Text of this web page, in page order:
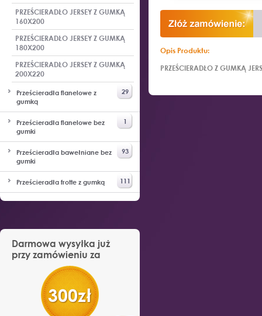
PRZEŚCIERADŁO JERSEY Z GUMKĄ
160X200
PRZEŚCIERADŁO JERSEY Z GUMKĄ
180X200
PRZEŚCIERADŁO JERSEY Z GUMKĄ
200X220
Prześcieradła flanelowe z
gumką
29
Prześcieradła flanelowe bez
gumki
1
Prześcieradła bawełniane bez
gumki
93
Prześcieradła frotte z gumką 111
Darmowa wysyłka już
przy zamówieniu za
300zł
Opis Produktu:
PRZEŚCIERADŁO Z GUMKĄ